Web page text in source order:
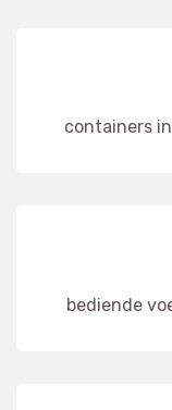
containers
bediende